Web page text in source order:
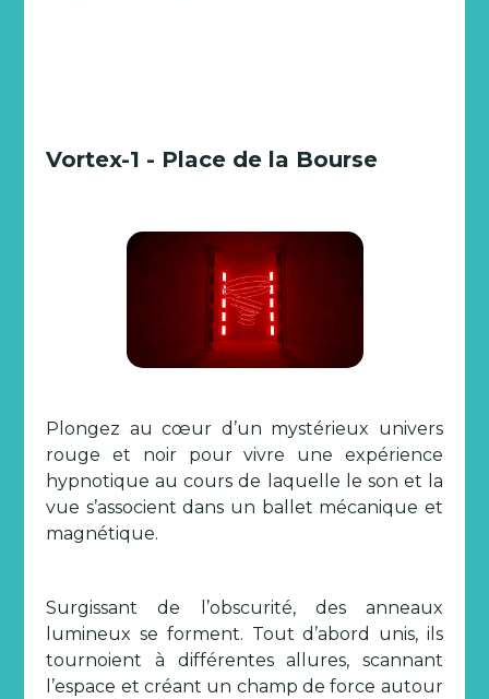
Vortex-1 - Place de la Bourse
Plongez au cœur d’un mystérieux univers
rouge et noir pour vivre une expérience
hypnotique au cours de laquelle le son et la
vue s’associent dans un ballet mécanique et
magnétique.
Surgissant de l’obscurité, des anneaux
lumineux se forment. Tout d’abord unis, ils
tournoient à différentes allures, scannant
l’espace et créant un champ de force autour